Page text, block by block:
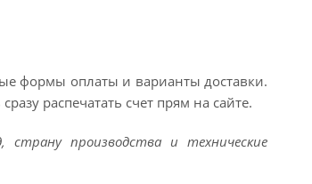
формы оплаты и варианты доставки.
распечатать счет прям на сайте.
производства и технические